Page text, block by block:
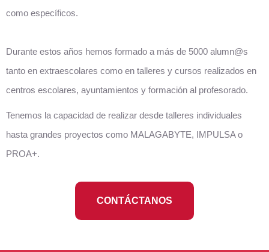
como específicos.
Durante estos años hemos formado a más de 5000 alumn@s
tanto en extraescolares como en talleres y cursos realizados en
centros escolares, ayuntamientos y formación al profesorado.
Tenemos la capacidad de realizar desde talleres individuales
hasta grandes proyectos como MALAGABYTE, IMPULSA o
PROA+.
CONTÁCTANOS